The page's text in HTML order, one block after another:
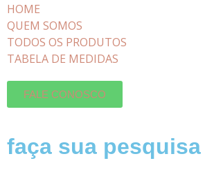
HOME
QUEM SOMOS
TODOS OS PRODUTOS
TABELA DE MEDIDAS
FALE CONOSCO
faça sua pesquisa